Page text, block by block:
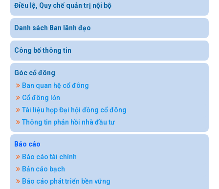
Điều lệ, Quy chế quản trị nội bộ
Danh sách Ban lãnh đạo
Công bố thông tin
Góc cổ đông
Ban quan hệ cổ đông
Cổ đông lớn
Tài liệu họp Đại hội đồng cổ đông
Thông tin phản hồi nhà đầu tư
Báo cáo
Báo cáo tài chính
Bản cáo bạch
Báo cáo phát triển bền vững